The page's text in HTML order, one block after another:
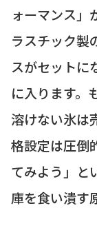
ォーマンス」
ラスチック製
スがセットに
に入ります。
溶けない氷は
格設定は圧倒
てみよう」と
庫を食い潰す